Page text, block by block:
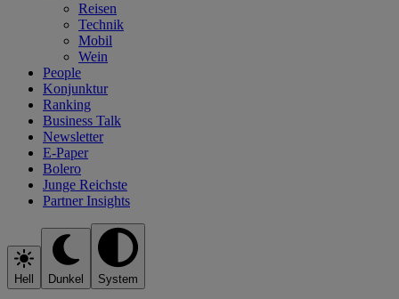
Reisen
Technik
Mobil
Wein
People
Konjunktur
Ranking
Business Talk
Newsletter
E-Paper
Bolero
Junge Reichste
Partner Insights
Hell Dunkel System